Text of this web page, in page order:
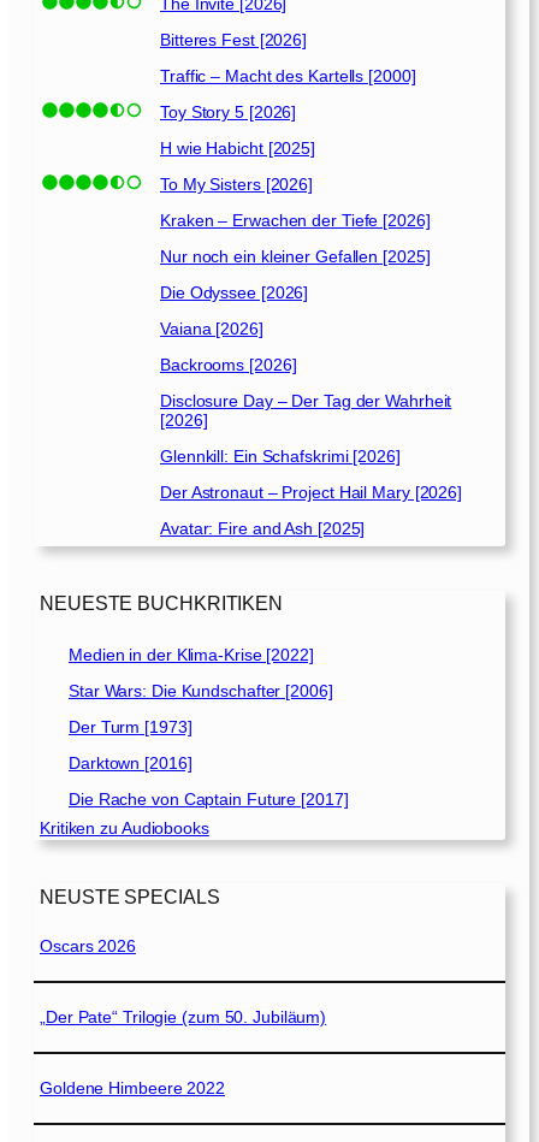
0
Bitteres Fest [2026]
Traffic – Macht des Kartells [2000]
Toy Story 5 [2026]
H wie Habicht [2025]
To My Sisters [2026]
Kraken – Erwachen der Tiefe [2026]
Nur noch ein kleiner Gefallen [2025]
Die Odyssee [2026]
Vaiana [2026]
Backrooms [2026]
Disclosure Day – Der Tag der Wahrheit
[2026]
Glennkill: Ein Schafskrimi [2026]
Der Astronaut – Project Hail Mary [2026]
Avatar: Fire and Ash [2025]
NEUESTE BUCHKRITIKEN
Medien in der Klima-Krise [2022]
Star Wars: Die Kundschafter [2006]
Der Turm [1973]
Darktown [2016]
Die Rache von Captain Future [2017]
Kritiken zu Audiobooks
NEUSTE SPECIALS
Oscars 2026
„Der Pate“ Trilogie (zum 50. Jubiläum)
Goldene Himbeere 2022